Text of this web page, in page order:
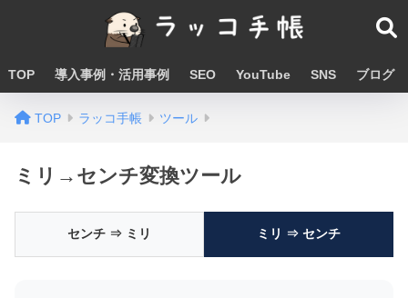
TOP 導入事例・活用事例 SEO YouTube SNS ブログ
TOP ラッコ手帳 ツール
ミリ→センチ変換ツール
センチ ⇒ ミリ ミリ ⇒ センチ